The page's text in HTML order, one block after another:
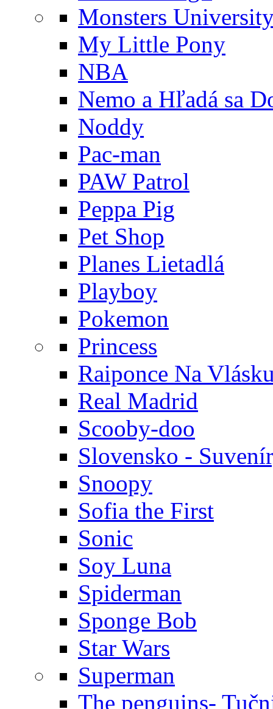
Monsters
My Little Pony
NBA
Nemo a Hľadá sa
Noddy
Pac-man
PAW Patrol
Peppa Pig
Pet Shop
Planes Lietadlá
Playboy
Pokemon
Princess
Raiponce Na
Real Madrid
Scooby-doo
Slovensko -
Snoopy
Sofia the First
Sonic
Soy Luna
Spiderman
Sponge Bob
Star Wars
Superman
The penguins-